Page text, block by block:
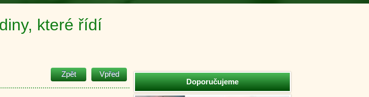
Doporučujeme
které řídí
Zpět Vpřed